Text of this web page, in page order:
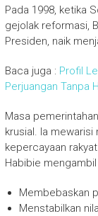
Pada 1998, ketika
gejolak reformasi,
Presiden, naik
Baca juga : Profil
Perjuangan Tanpa
Masa
krusial. Ia mewarisi
kepercayaan
Habibie
Membebaskan
Menstabilkan